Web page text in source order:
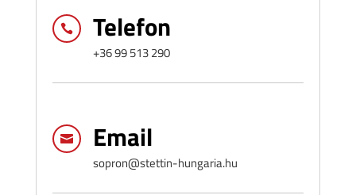
 Telefon
+36 99 513 290
 Email
sopron@stettin-hungaria.hu